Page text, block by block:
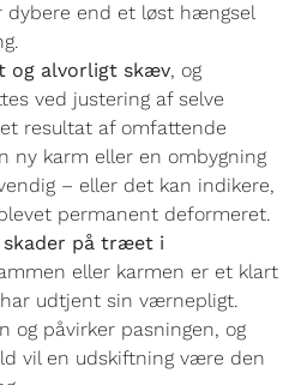
dybere end et løst hængsel
og alvorligt skæv, og
ved justering af selve
resultat af omfattende
ny karm eller en ombygning
– eller det kan indikere,
permanent deformeret.
skader på træet i
eller karmen er et klart
udtjent sin værnepligt.
og påvirker pasningen, og
vil en udskiftning være den